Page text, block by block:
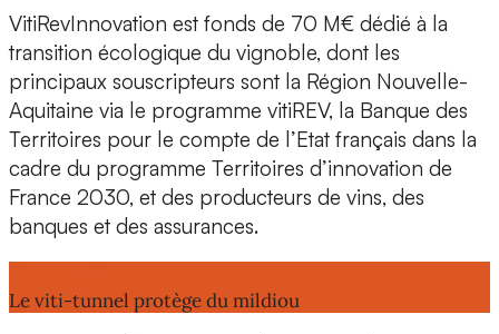
VitiRevInnovation est fonds de 70 M€ dédié à la
transition écologique du vignoble, dont les
principaux souscripteurs sont la Région Nouvelle-
Aquitaine via le programme vitiREV, la Banque des
Territoires pour le compte de l’Etat français dans la
cadre du programme Territoires d’innovation de
France 2030, et des producteurs de vins, des
banques et des assurances.
Le viti-tunnel protège du mildiou